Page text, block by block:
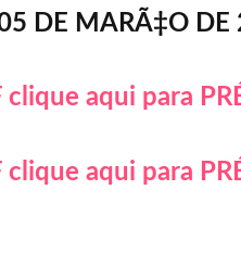
DE MARÃ‡O DE
clique aqui para
aqui para PRÉ